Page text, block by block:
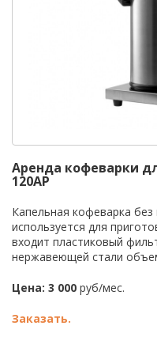
Аренда кофеварки
120AP
Капельная кофеварка
используется для
входит пластиковый
нержавеющей стали
Цена: 3 000 руб/мес.
Заказать.